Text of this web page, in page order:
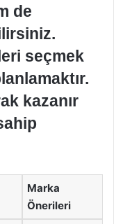
de
seçmek
kazanır
Marka
Önerileri